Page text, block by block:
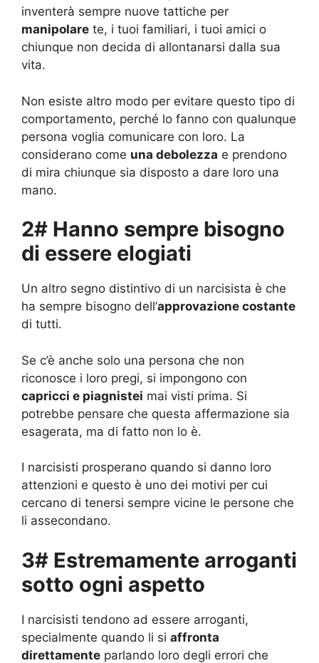
inventerà sempre nuove tattiche per
manipolare te, i tuoi familiari, i tuoi amici o
chiunque non decida di allontanarsi dalla sua
vita.
Non esiste altro modo per evitare questo tipo di
comportamento, perché lo fanno con qualunque
persona voglia comunicare con loro. La
considerano come una debolezza e prendono
di mira chiunque sia disposto a dare loro una
mano.
2# Hanno sempre bisogno
di essere elogiati
Un altro segno distintivo di un narcisista è che
ha sempre bisogno dell’approvazione costante
di tutti.
Se c’è anche solo una persona che non
riconosce i loro pregi, si impongono con
capricci e piagnistei mai visti prima. Si
potrebbe pensare che questa affermazione sia
esagerata, ma di fatto non lo è.
I narcisisti prosperano quando si danno loro
attenzioni e questo è uno dei motivi per cui
cercano di tenersi sempre vicine le persone che
li assecondano.
3# Estremamente arroganti
sotto ogni aspetto
I narcisisti tendono ad essere arroganti,
specialmente quando li si affronta
direttamente parlando loro degli errori che